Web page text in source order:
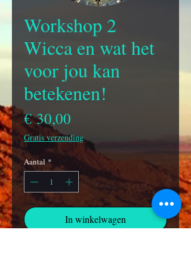
Workshop 2
Wicca en wat het
voor jou kan
betekenen!
€ 30,00
Gratis verzending
Aantal *
In winkelwagen